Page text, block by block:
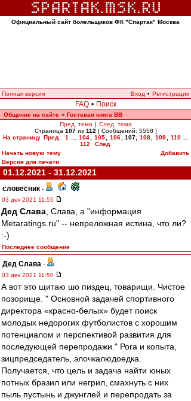
Официальный сайт болельщиков ФК "Спартак" Москва
Полная версия Вход • Регистрация
FAQ • Поиск
Общение на сайте » Гостевая книга ВВ
Пред. тема | След. тема
Страница 107из 112 [ Сообщений: 5558 ]
На страницу Пред. 1 104 105 106 107 108 109 110
112
След.
Начать новую тему
Добавить
Версия для печати
01.12.2021 - 31.12.2021
словесник -
03 дек 2021 11:55
Дед Слава , Слава, а "информация
Metaratings.ru" -- непреложная истина, что ли?
:-)
Последнее сообщение
Дед Слава -
03 дек 2021 11:50
А вот это щитаю шо пиздец, товарищи. Чистое
позорище. " Основной задачей спортивного
директора «красно-белых» будет поиск
молодых недорогих футболистов с хорошим
потенциалом и перспективой развития для
последующей перепродажи." Рога и копыта,
зицпредседатель, элочкалюдоедка.
Получается, что цель и задача найти юных
потных бразил или негрил, смахнуть с них
пыль пустынь и джунглей и перепродать за